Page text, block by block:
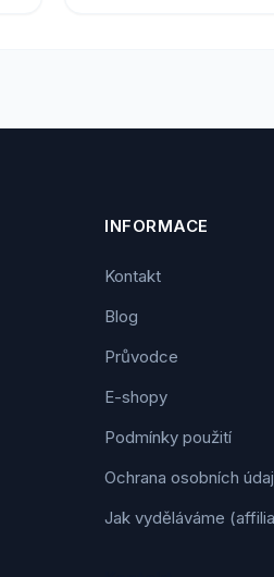
INFORMACE
Kontakt
Blog
Průvodce
E-shopy
Podmínky použití
Ochrana osobních
Jak vyděláváme